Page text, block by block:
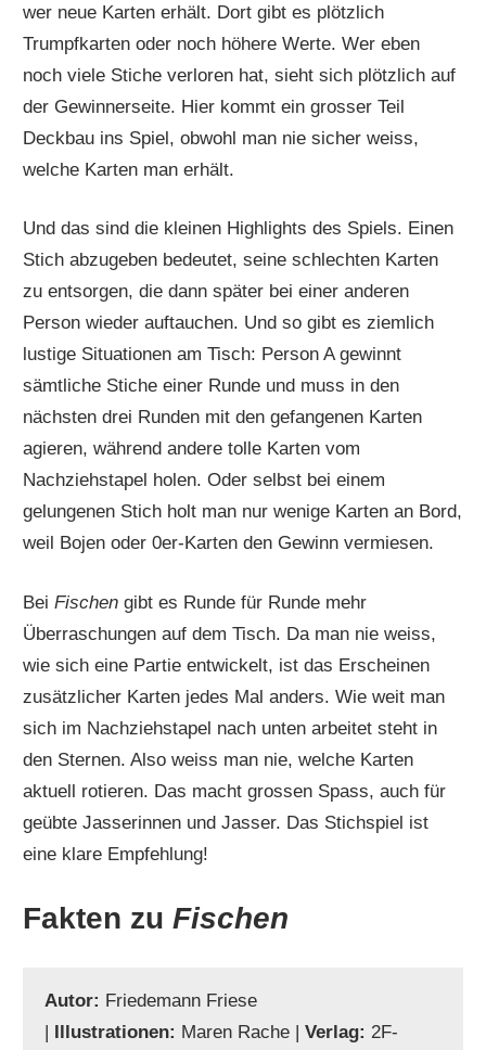
wer neue Karten erhält. Dort gibt es plötzlich
Trumpfkarten oder noch höhere Werte. Wer eben
noch viele Stiche verloren hat, sieht sich plötzlich auf
der Gewinnerseite. Hier kommt ein grosser Teil
Deckbau ins Spiel, obwohl man nie sicher weiss,
welche Karten man erhält.
Und das sind die kleinen Highlights des Spiels. Einen
Stich abzugeben bedeutet, seine schlechten Karten
zu entsorgen, die dann später bei einer anderen
Person wieder auftauchen. Und so gibt es ziemlich
lustige Situationen am Tisch: Person A gewinnt
sämtliche Stiche einer Runde und muss in den
nächsten drei Runden mit den gefangenen Karten
agieren, während andere tolle Karten vom
Nachziehstapel holen. Oder selbst bei einem
gelungenen Stich holt man nur wenige Karten an Bord,
weil Bojen oder 0er-Karten den Gewinn vermiesen.
BeiFischengibt es Runde für Runde mehr
Überraschungen auf dem Tisch. Da man nie weiss,
wie sich eine Partie entwickelt, ist das Erscheinen
zusätzlicher Karten jedes Mal anders. Wie weit man
sich im Nachziehstapel nach unten arbeitet steht in
den Sternen. Also weiss man nie, welche Karten
aktuell rotieren. Das macht grossen Spass, auch für
geübte Jasserinnen und Jasser. Das Stichspiel ist
eine klare Empfehlung!
Fakten zuFischen
Autor: Friedemann Friese
| Illustrationen: Maren Rache |Verlag: 2F-